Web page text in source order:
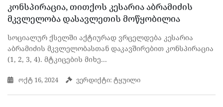
კონსპირაცია, თითქოს კესარია აბრამიძის
მკვლელობა დასავლეთის მოწყობილია
სოციალურ ქსელში აქტიურად ვრცელდება კესარია
აბრამიძის მკვლელობასთან დაკავშირებით კონსპირაცია
(1, 2, 3, 4). მტკიცების მიხე...
ოქტ 16, 2024 ვერდიქტი: ტყუილი